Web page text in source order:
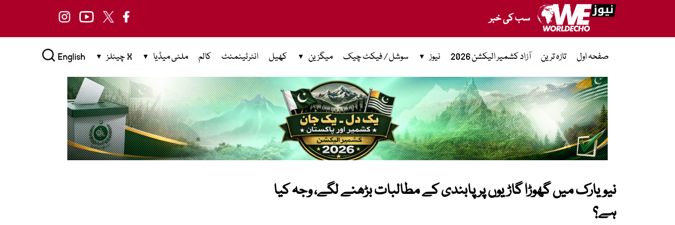
سب کی خبر
صفحہ اول تازہ ترین آزاد کشمیر الیکشن 2026 نیوز سوشل / فیکٹ چیک میگزین کھیل انٹرٹینمنٹ کالم ملٹی میڈیا X چینلز English
نیویارک میں گھوڑا گاڑیوں پر پابندی کے مطالبات بڑھنے لگے، وجہ کیا
ہے؟